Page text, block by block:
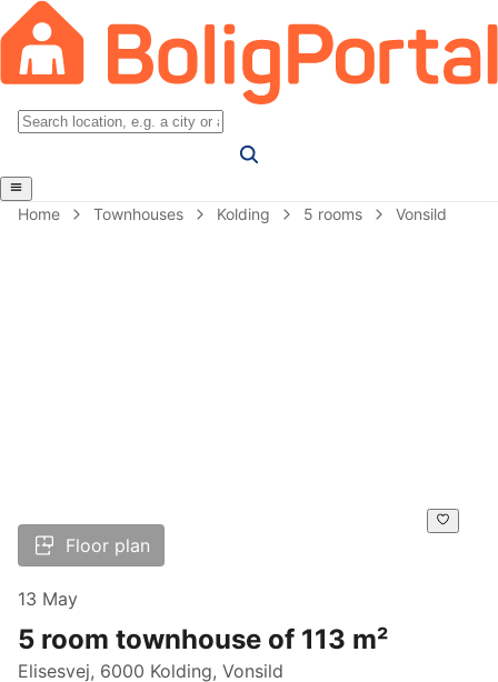
Home Townhouses Kolding 5 rooms Vonsild
Floor plan
13 May
5 room townhouse of 113 m²
Elisesvej, 6000 Kolding, Vonsild